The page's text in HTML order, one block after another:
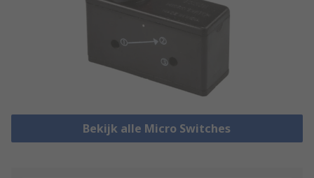
Bekijk alle Micro Switches